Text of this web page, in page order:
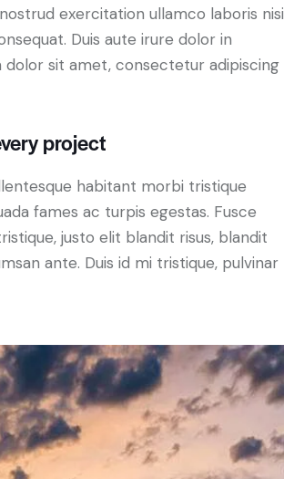
exercitation ullamco laboris nisi
Duis aute irure dolor in
sit amet, consectetur adipiscing
project
habitant morbi tristique
fames ac turpis egestas. Fusce
justo elit blandit risus, blandit
ante. Duis id mi tristique, pulvinar